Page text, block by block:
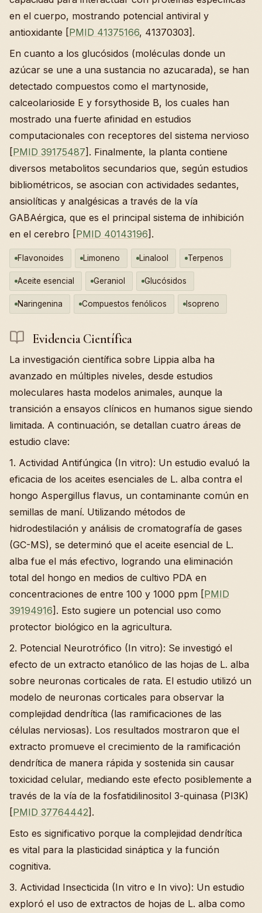
en el cuerpo, mostrando potencial antiviral y
antioxidante [PMID 41375166, 41370303].
En cuanto a los glucósidos (moléculas donde un
azúcar se une a una sustancia no azucarada), se han
detectado compuestos como el martynoside,
calceolarioside E y forsythoside B, los cuales han
mostrado una fuerte afinidad en estudios
computacionales con receptores del sistema nervioso
[PMID 39175487]. Finalmente, la planta contiene
diversos metabolitos secundarios que, según estudios
bibliométricos, se asocian con actividades sedantes,
ansiolíticas y analgésicas a través de la vía
GABAérgica, que es el principal sistema de inhibición
en el cerebro [PMID 40143196].
Flavonoides Limoneno Linalool Terpenos
Aceite esencial Geraniol Glucósidos
Naringenina Compuestos fenólicos Isopreno
Evidencia Científica
La investigación científica sobre Lippia alba ha
avanzado en múltiples niveles, desde estudios
moleculares hasta modelos animales, aunque la
transición a ensayos clínicos en humanos sigue siendo
limitada. A continuación, se detallan cuatro áreas de
estudio clave:
1. Actividad Antifúngica (In vitro): Un estudio evaluó la
eficacia de los aceites esenciales de L. alba contra el
hongo Aspergillus flavus, un contaminante común en
semillas de maní. Utilizando métodos de
hidrodestilación y análisis de cromatografía de gases
(GC-MS), se determinó que el aceite esencial de L.
alba fue el más efectivo, logrando una eliminación
total del hongo en medios de cultivo PDA en
concentraciones de entre 100 y 1000 ppm [PMID
39194916]. Esto sugiere un potencial uso como
protector biológico en la agricultura.
2. Potencial Neurotrófico (In vitro): Se investigó el
efecto de un extracto etanólico de las hojas de L. alba
sobre neuronas corticales de rata. El estudio utilizó un
modelo de neuronas corticales para observar la
complejidad dendrítica (las ramificaciones de las
células nerviosas). Los resultados mostraron que el
extracto promueve el crecimiento de la ramificación
dendrítica de manera rápida y sostenida sin causar
toxicidad celular, mediando este efecto posiblemente a
través de la vía de la fosfatidilinositol 3-quinasa (PI3K)
[PMID 37764442].
Esto es significativo porque la complejidad dendrítica
es vital para la plasticidad sináptica y la función
cognitiva.
3. Actividad Insecticida (In vitro e In vivo): Un estudio
exploró el uso de extractos de hojas de L. alba como